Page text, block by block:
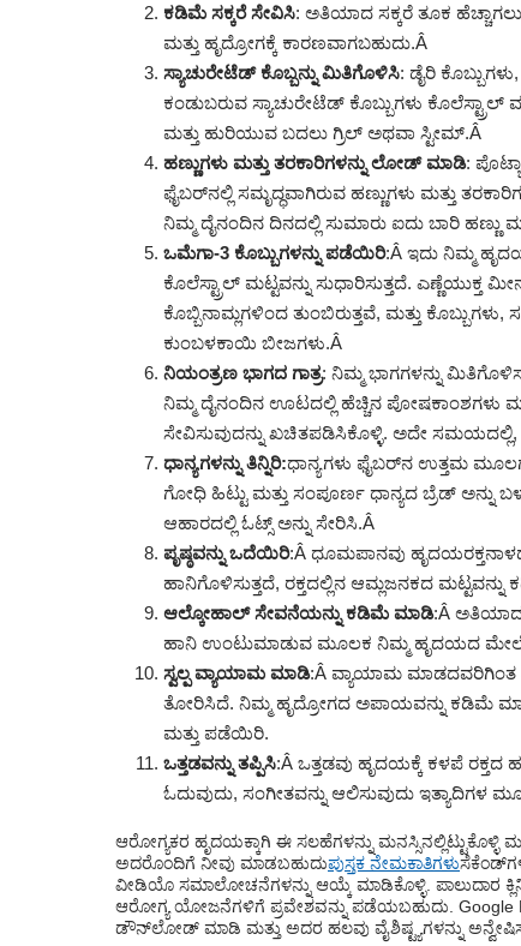
ಕಡಿಮೆ ಸಕ್ಕರೆ ಸೇವಿಸಿ: ಅತಿಯಾದ ಸಕ್ಕರೆ ತೂಕ
ಮತ್ತು ಹೃದ್ರೋಗಕ್ಕೆ ಕಾರಣವಾಗಬಹುದು.Â
ಸ್ಯಾಚುರೇಟೆಡ್ ಕೊಬ್ಬನ್ನು ಮಿತಿಗೊಳಿಸಿ: ಡೈರಿ
ಕಂಡುಬರುವ ಸ್ಯಾಚುರೇಟೆಡ್ ಕೊಬ್ಬುಗಳು
ಮತ್ತು ಹುರಿಯುವ ಬದಲು ಗ್ರಿಲ್ ಅಥವಾ ಸ್ಟೀಮ್.Â
ಹಣ್ಣುಗಳು ಮತ್ತು ತರಕಾರಿಗಳನ್ನು ಲೋಡ್ ಮಾಡಿ:
ಫೈಬರ್‌ನಲ್ಲಿ ಸಮೃದ್ಧವಾಗಿರುವ ಹಣ್ಣುಗಳು ಮತ್ತು
ನಿಮ್ಮ ದೈನಂದಿನ ದಿನದಲ್ಲಿ ಸುಮಾರು ಐದು ಬಾರಿ ಹಣ್ಣು
ಒಮೆಗಾ-3 ಕೊಬ್ಬುಗಳನ್ನು ಪಡೆಯಿರಿ:Â ಇದು ನಿಮ್ಮ
ಕೊಲೆಸ್ಟ್ರಾಲ್ ಮಟ್ಟವನ್ನು ಸುಧಾರಿಸುತ್ತದೆ. ಎಣ್ಣೆಯುಕ್ತ
ಕೊಬ್ಬಿನಾಮ್ಲಗಳಿಂದ ತುಂಬಿರುತ್ತವೆ, ಮತ್ತು
ಕುಂಬಳಕಾಯಿ ಬೀಜಗಳು.Â
ನಿಯಂತ್ರಣ ಭಾಗದ ಗಾತ್ರ: ನಿಮ್ಮ ಭಾಗಗಳನ್ನು
ನಿಮ್ಮ ದೈನಂದಿನ ಊಟದಲ್ಲಿ ಹೆಚ್ಚಿನ ಪೋಷಕಾಂಶಗಳು
ಸೇವಿಸುವುದನ್ನು ಖಚಿತಪಡಿಸಿಕೊಳ್ಳಿ. ಅದೇ
ಧಾನ್ಯಗಳನ್ನು ತಿನ್ನಿರಿ:ಧಾನ್ಯಗಳು ಫೈಬರ್‌ನ ಉತ್ತಮ
ಗೋಧಿ ಹಿಟ್ಟು ಮತ್ತು ಸಂಪೂರ್ಣ ಧಾನ್ಯದ ಬ್ರೆಡ್ ಅನ್ನು
ಆಹಾರದಲ್ಲಿ ಓಟ್ಸ್ ಅನ್ನು ಸೇರಿಸಿ.Â
ಪೃಷ್ಠವನ್ನು ಒದೆಯಿರಿ:Â ಧೂಮಪಾನವು
ಹಾನಿಗೊಳಿಸುತ್ತದೆ, ರಕ್ತದಲ್ಲಿನ ಆಮ್ಲಜನಕದ ಮಟ್ಟವನ್ನು
ಆಲ್ಕೋಹಾಲ್ ಸೇವನೆಯನ್ನು ಕಡಿಮೆ ಮಾಡಿ:Â
ಹಾನಿ ಉಂಟುಮಾಡುವ ಮೂಲಕ ನಿಮ್ಮ ಹೃದಯದ
ಸ್ವಲ್ಪ ವ್ಯಾಯಾಮ ಮಾಡಿ:Â ವ್ಯಾಯಾಮ
ತೋರಿಸಿದೆ. ನಿಮ್ಮ ಹೃದ್ರೋಗದ ಅಪಾಯವನ್ನು ಕಡಿಮೆ
ಮತ್ತು ಪಡೆಯಿರಿ.
ಒತ್ತಡವನ್ನು ತಪ್ಪಿಸಿ:Â ಒತ್ತಡವು ಹೃದಯಕ್ಕೆ ಕಳಪೆ
ಓದುವುದು, ಸಂಗೀತವನ್ನು ಆಲಿಸುವುದು ಇತ್ಯಾದಿಗಳ
ಆರೋಗ್ಯಕರ ಹೃದಯಕ್ಕಾಗಿ ಈ ಸಲಹೆಗಳನ್ನು ಮನಸ್ಸಿನಲ್ಲಿಟ್ಟುಕೊಳ್ಳಿ
ಅದರೊಂದಿಗೆ ನೀವು ಮಾಡಬಹುದುಪುಸ್ತಕ ನೇಮಕಾತಿಗಳು
ವೀಡಿಯೊ ಸಮಾಲೋಚನೆಗಳನ್ನು ಆಯ್ಕೆ ಮಾಡಿಕೊಳ್ಳಿ. ಪಾಲುದಾರ
ಆರೋಗ್ಯ ಯೋಜನೆಗಳಿಗೆ ಪ್ರವೇಶವನ್ನು ಪಡೆಯಬಹುದು. Google
ಡೌನ್‌ಲೋಡ್ ಮಾಡಿ ಮತ್ತು ಅದರ ಹಲವು ವೈಶಿಷ್ಟ್ಯಗಳನ್ನು